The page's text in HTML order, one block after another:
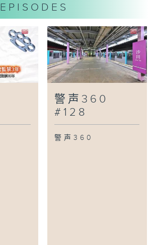
EPISODES
警声360
#128
警声360